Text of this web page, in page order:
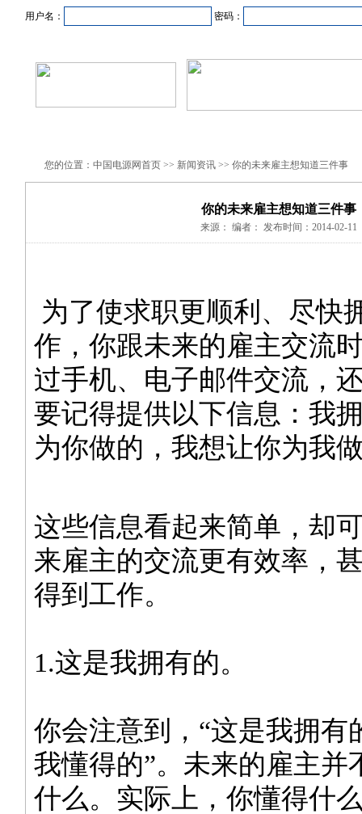
用户名： 密码：
您的位置：中国电源网首页 >> 新闻资讯 >> 你的未来雇主想知道三件事
你的未来雇主想知道三件事
来源： 编者： 发布时间：2014-02-11
为了使求职更顺利、尽快
作，你跟未来的雇主交流
过手机、电子邮件交流，
要记得提供以下信息：我
为你做的，我想让你为我
这些信息看起来简单，却
来雇主的交流更有效率，
得到工作。
1.这是我拥有的。
你会注意到，“这是我拥有
我懂得的”。未来的雇主并
什么。实际上，你懂得什